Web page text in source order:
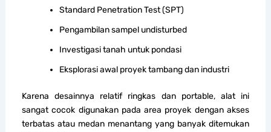
Standard Penetration Test (SPT)
Pengambilan sampel undisturbed
Investigasi tanah untuk pondasi
Eksplorasi awal proyek tambang dan industri
Karena desainnya relatif ringkas dan portable, alat ini
sangat cocok digunakan pada area proyek dengan akses
terbatas atau medan menantang yang banyak ditemukan